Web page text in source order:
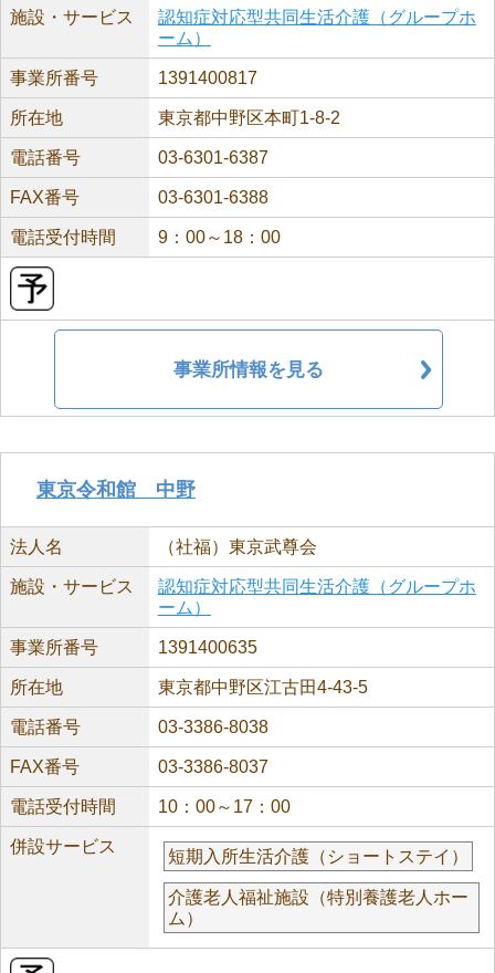
施設・サービス
認知症対応型共同生活介護（グループホ
ーム）
事業所番号 1391400817
所在地 東京都中野区本町1-8-2
電話番号 03-6301-6387
FAX番号 03-6301-6388
電話受付時間 9：00～18：00
事業所情報を見る
東京令和館 中野
法人名 （社福）東京武尊会
施設・サービス
認知症対応型共同生活介護（グループホ
ーム）
事業所番号 1391400635
所在地 東京都中野区江古田4-43-5
電話番号 03-3386-8038
FAX番号 03-3386-8037
電話受付時間 10：00～17：00
併設サービス
短期入所生活介護（ショートステイ）
介護老人福祉施設（特別養護老人ホー
ム）